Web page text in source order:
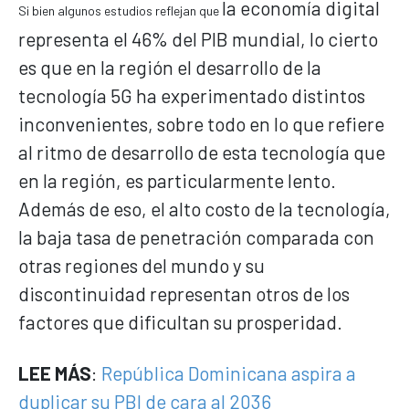
Si bien algunos estudios reflejan que la economía digital
representa el 46% del PIB mundial, lo cierto
es que en la región el desarrollo de la
tecnología 5G ha experimentado distintos
inconvenientes, sobre todo en lo que refiere
al ritmo de desarrollo de esta tecnología que
en la región, es particularmente lento.
Además de eso, el alto costo de la tecnología,
la baja tasa de penetración comparada con
otras regiones del mundo y su
discontinuidad representan otros de los
factores que dificultan su prosperidad.
LEE MÁS: República Dominicana aspira a
duplicar su PBI de cara al 2036